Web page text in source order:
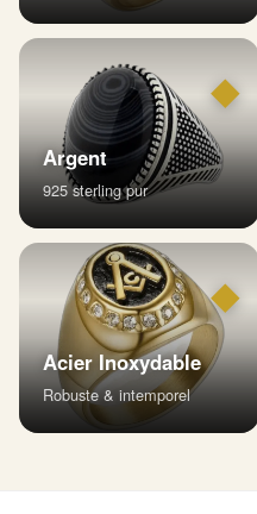
◆
Argent
925 sterling pur
◆
Acier Inoxydable
Robuste & intemporel